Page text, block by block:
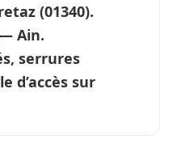
(01340).
Ain.
serrures
d’accès sur